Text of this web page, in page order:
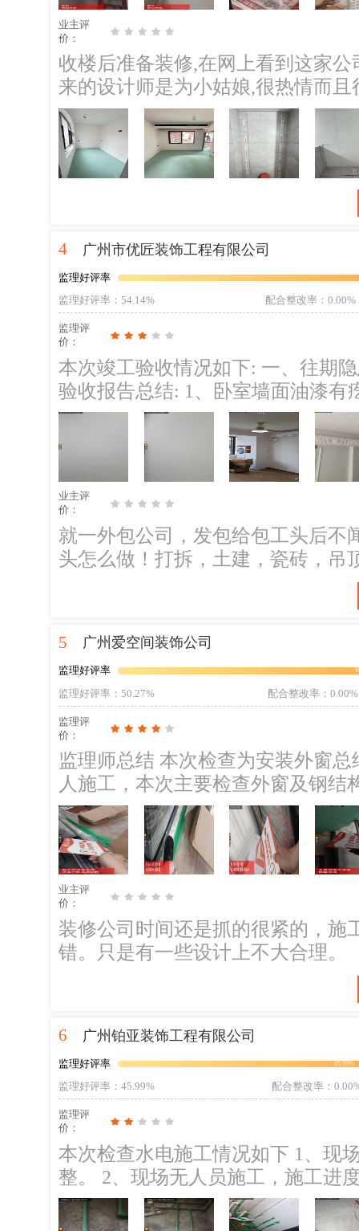
整处理。 3、房间阳台窗边位置有
施工建议 1、腻子工序每一遍干燥
下，腻子层不可过厚 2、腻子需刮
业主评
价：
收楼后准备装修,在网上看到这家
来的设计师是为小姑娘,很热情而
说到了,方案给我做了三个,看得出
顺畅, 想着离家很近而且他们的管
施工的时候可以落地,这点给我感
地,就看日常管家在群里发的施工
4 广州市优匠装饰工程有限公司
监理好评率
监理好评率 ：54.14% 配合整改率 ：0.00%
监理评
价：
本次竣工验收情况如下: 一、往期隐患未整改 二、现场无人施工 三、本次竣工
验收报告总结: 1、卧室墙面油漆有疙瘩问题！ ；整改建议：需要重新打磨后刷
漆修复！ 2、卧室墙面油漆有来开裂情况！ ；整改建议：需要补腻子后重新打
整改时间。 2、找装修公司沟通并
喜您装修圆满完成！相信您在新家
有装修需求，期待您能把我推荐给
业主评
价：
就一外包公司，发包给包工头后不
头怎么做！打拆，土建，瓷砖，吊
是要业主埋单整改！大家签约前三
5 广州爱空间装饰公司
监理好评率
监理好评率 ：50.27% 配合整改率：0.00%
监理评
价：
监理师总结 本次检查为安装外窗
人施工，本次主要检查外窗及钢
二、往期隐患整改情况 往期隐患
改。 三、本次检查发现问题： 1、新安装的外墙，窗户还未打外墙防水结构胶
及涂刷外墙四周的透明防水。；整
水结构胶及涂刷窗框四周的透明防
玻璃的3c认证标志。；整改建议：
理，按要求整改到位。有保护膜，
规范标准。四个转角到第一个螺丝
理。；整改建议：要求施工方做好
墙防水砂浆防水处理。 5，现场沟
经沟通钢结构所有焊接点需要满焊
四，后续施工建议，安装巡检（门
中注意成品保护，避免施工中造成
保护，避免油漆施工中污染门扇，
用美缝剂收边收口。
业主评
价：
装修公司时间还是抓的很紧的，施
错。只是有一些设计上不大合理。
6 广州铂亚装饰工程有限公司
监理好评率 45.99%
监理好评率 ：45.99% 配合整改率 ：
监理评
价：
本次检查水电施工情况如下 1、现
整。 2、现场无人员施工，施工进
存在断接情况，检查排水，排水正
进行处理。 4、检查材料情况，材料使用ZC材料。 存